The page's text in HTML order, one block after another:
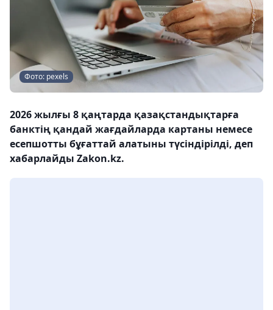
Фото: pexels
2026 жылғы 8 қаңтарда қазақстандықтарға
банктің қандай жағдайларда картаны немесе
есепшотты бұғаттай алатыны түсіндірілді, деп
хабарлайды Zakon.kz.